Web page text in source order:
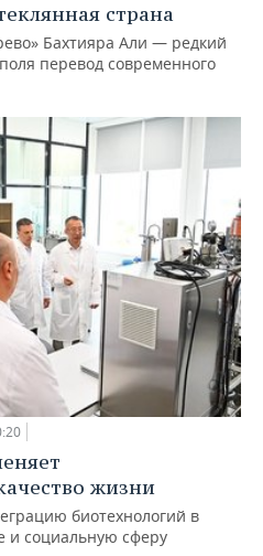
страна
Бахтияра Али — редкий
перевод современного
жизни
биотехнологий в
и социальную сферу